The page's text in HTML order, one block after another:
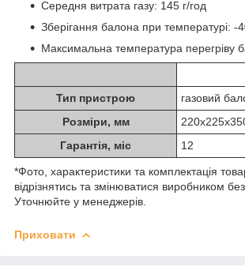
Середня витрата газу: 145 г/год
Зберігання балона при температурі: -
Максимальна температура перегріву
Тип пристрою
газовий
Розміри, мм
Гарантія, міс
12
*Фото, характеристики та комплектація
відрізнятись та змінюватися виробником
Уточнюйте у менеджерів.
Приховати